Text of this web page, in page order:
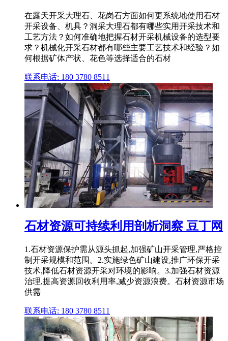
在露天开采大理石、花岗石方面如何更系统地使用石材
开采设备、机具？洞采大理石都有哪些实用开采技术和
工艺方法？如何准确地把握石材开采机械设备的选型要
求？机械化开采石材都有哪些主要工艺技术和经验？如
何根据矿体产状、花色等选择适合的石材
联系电话: 180 3780 8511
石材资源可持续利用剖析洞察 豆丁网
1.石材资源保护需从源头抓起,加强矿山开采管理,严格控
制开采规模和范围。2.实施绿色矿山建设,推广环保开采
技术,降低石材资源开采对环境的影响。3.加强石材资源
治理,提高资源回收利用率,减少资源浪费。石材资源市场
供需
联系电话: 180 3780 8511